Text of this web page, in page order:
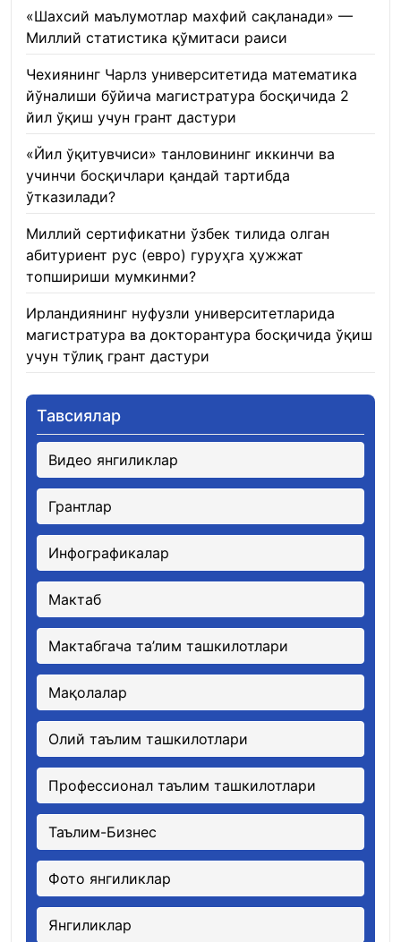
«Шахсий маълумотлар махфий сақланади» —
Миллий статистика қўмитаси раиси
Чехиянинг Чарлз университетида математика
йўналиши бўйича магистратура босқичида 2
йил ўқиш учун грант дастури
«Йил ўқитувчиси» танловининг иккинчи ва
учинчи босқичлари қандай тартибда
ўтказилади?
Миллий сертификатни ўзбек тилида олган
абитуриент рус (евро) гуруҳга ҳужжат
топшириши мумкинми?
Ирландиянинг нуфузли университетларида
магистратура ва докторантура босқичида ўқиш
учун тўлиқ грант дастури
Тавсиялар
Видео янгиликлар
Грантлар
Инфографикалар
Мактаб
Мактабгача та’лим ташкилотлари
Мақолалар
Олий таълим ташкилотлари
Профессионал таълим ташкилотлари
Таълим-Бизнес
Фото янгиликлар
Янгиликлар